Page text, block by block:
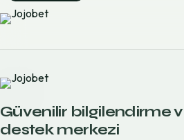
Güvenilir bilgilendirme
destek merkezi